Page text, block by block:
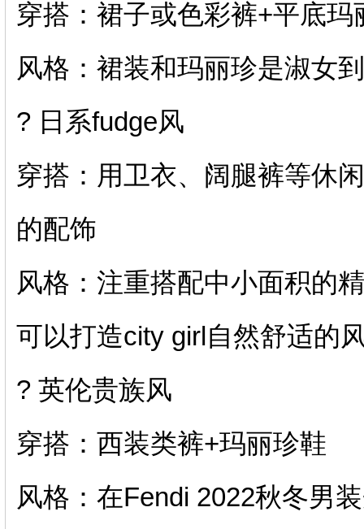
穿搭：裙子或色彩裤+平底玛
风格：裙装和玛丽珍是淑女
? 日系fudge风
穿搭：用卫衣、阔腿裤等休
的配饰
风格：注重搭配中小面积的
可以打造city girl自然舒适的
? 英伦贵族风
穿搭：西装类裤+玛丽珍鞋
风格：在Fendi 2022秋冬男